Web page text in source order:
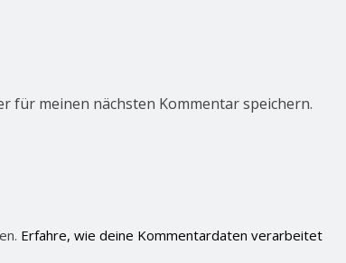
für meinen nächsten Kommentar speichern.
Erfahre, wie deine Kommentardaten verarbeitet